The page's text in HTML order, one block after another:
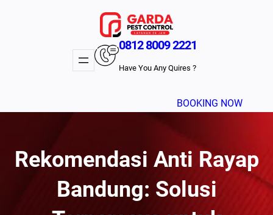
0812 8009 2221
Have You Any Quires ?
BOOKING NOW
Rekomendasi Anti Rayap
Bandung: Solusi